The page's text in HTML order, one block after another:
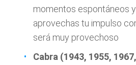
momentos espontáneos
aprovechas tu impulso
será muy provechoso
Cabra (1943, 1955,